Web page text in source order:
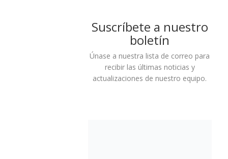
Suscríbete a nuestro
boletín
Únase a nuestra lista de correo para
recibir las últimas noticias y
actualizaciones de nuestro equipo.